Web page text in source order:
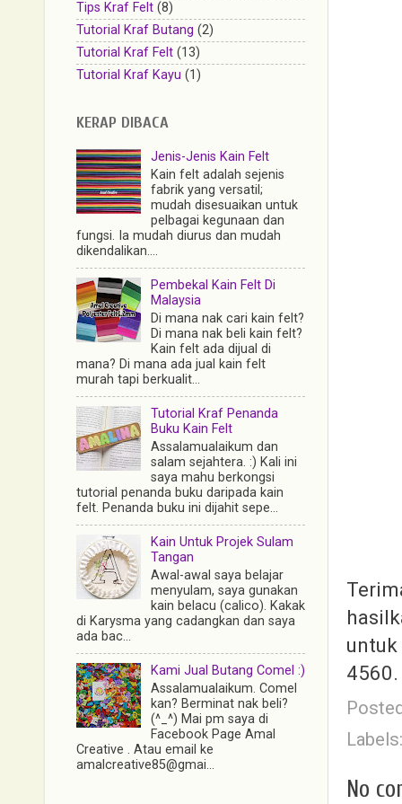
4560.
No
Tips Kraf Felt (8)
Tutorial Kraf Butang (2)
Tutorial Kraf Felt (13)
Tutorial Kraf Kayu (1)
KERAP DIBACA
Jenis-Jenis Kain Felt
Kain felt adalah sejenis
fabrik yang versatil;
mudah disesuaikan untuk
pelbagai kegunaan dan
fungsi. Ia mudah diurus dan mudah
dikendalikan....
Pembekal Kain Felt Di
Malaysia
Di mana nak cari kain felt?
Di mana nak beli kain felt?
Kain felt ada dijual di
mana? Di mana ada jual kain felt
murah tapi berkualit...
Tutorial Kraf Penanda
Buku Kain Felt
Assalamualaikum dan
salam sejahtera. :) Kali ini
saya mahu berkongsi
tutorial penanda buku daripada kain
felt. Penanda buku ini dijahit sepe...
Kain Untuk Projek Sulam
Tangan
Awal-awal saya belajar
menyulam, saya gunakan
kain belacu (calico). Kakak
di Karysma yang cadangkan dan saya
ada bac...
Kami Jual Butang Comel :)
Assalamualaikum. Comel
kan? Berminat nak beli?
(^_^) Mai pm saya di
Facebook Page Amal
Creative . Atau email ke
amalcreative85@gmai...